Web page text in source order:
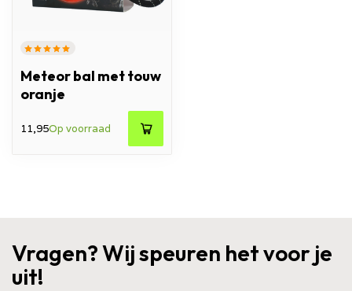
Meteor bal met touw
oranje
11,95Op voorraad
Vragen? Wij speuren het voor je
uit!